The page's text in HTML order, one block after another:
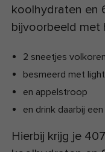
koolhydraten en
bijvoorbeeld
2 sneetjes
besmeerd met
en appelstroop
en drink daarbij
Hierbij krijg je